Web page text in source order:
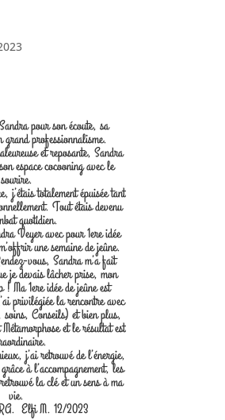
pour son écoute, sa
grand professionnalisme.
et reposante, Sandra
espace cocooning avec le
sourire.
totalement épuisée tant
Tout étais devenu
quotidien.
Veyer avec pour 1ere idée
une semaine de jeûne.
vous, Sandra m’a fait
je devais lâcher prise, mon
Ma 1ere idée de jeûne est
privilégiée la rencontre avec
Conseils) et bien plus,
Métamorphose et le résultat est
j’ai retrouvé de l’énergie,
à l’accompagnement, les
la clé et un sens à ma
vie.
Elfi M. 12/2023